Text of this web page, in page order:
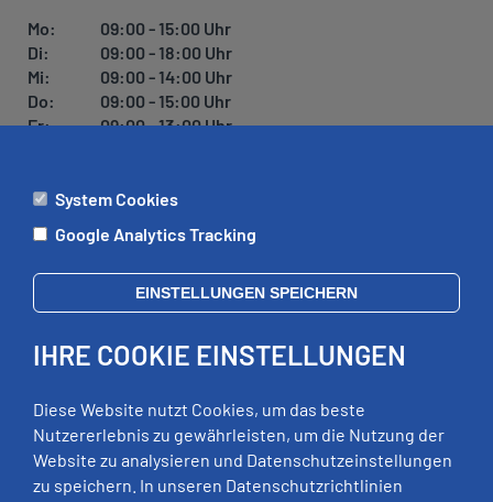
Mo:
09:00 - 15:00 Uhr
Di:
09:00 - 18:00 Uhr
Mi:
09:00 - 14:00 Uhr
Do:
09:00 - 15:00 Uhr
Fr:
09:00 - 13:00 Uhr
ÄMTER
Di:
09:00 - 12:00 Uhr, 13:00 - 18:00 Uhr
Mi:
geschlossen
Fr:
09:00 - 12:00 Uhr
RECHTLICHES
System Cookies
Google Analytics Tracking
EINSTELLUNGEN SPEICHERN
IHRE COOKIE EINSTELLUNGEN
Diese Website nutzt Cookies, um das beste
Nutzererlebnis zu gewährleisten, um die Nutzung der
Website zu analysieren und Datenschutzeinstellungen
zu speichern. In unseren Datenschutzrichtlinien